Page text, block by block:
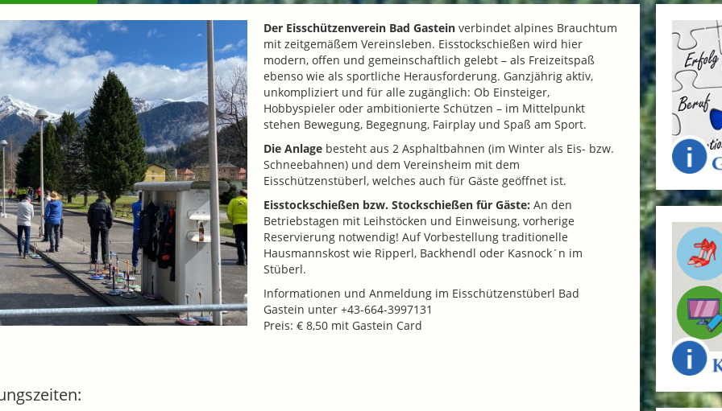
Der Eisschützenverein Bad Gastein verbindet alpines Brauchtum
mit zeitgemäßem Vereinsleben. Eisstockschießen wird hier
modern, offen und gemeinschaftlich gelebt – als Freizeitspaß
ebenso wie als sportliche Herausforderung. Ganzjährig aktiv,
unkompliziert und für alle zugänglich: Ob Einsteiger,
Hobbyspieler oder ambitionierte Schützen – im Mittelpunkt
stehen Bewegung, Begegnung, Fairplay und Spaß am Sport.
Die Anlage besteht aus 2 Asphaltbahnen (im Winter als Eis- bzw.
Schneebahnen) und dem Vereinsheim mit dem
Eisschützenstüberl, welches auch für Gäste geöffnet ist.
Eisstockschießen bzw. Stockschießen für Gäste: An den
Betriebstagen mit Leihstöcken und Einweisung, vorherige
Reservierung notwendig! Auf Vorbestellung traditionelle
Hausmannskost wie Ripperl, Backhendl oder Kasnock´n im
Stüberl.
Informationen und Anmeldung im Eisschützenstüberl Bad
Gastein unter +43-664-3997131
Preis: € 8,50 mit Gastein Card